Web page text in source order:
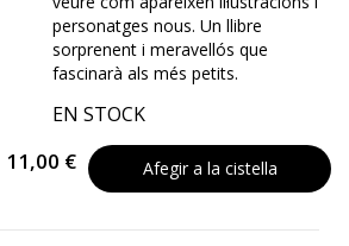
personatges nous. Un llibre
sorprenent i meravellós que
fascinarà als més petits.
EN STOCK
11,00 € Afegir a la cistella